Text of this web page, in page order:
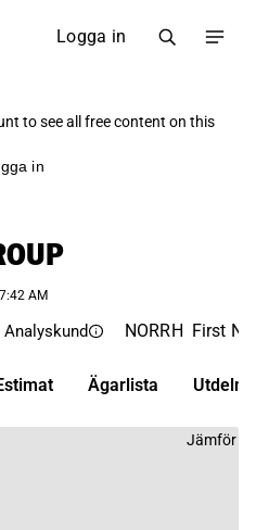
Logga in
to see all free content on this
in
AM
Analyskund NORRH First
Ägarlista
Jämför